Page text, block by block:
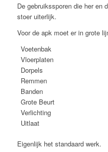
De gebruikssporen die her en
stoer uiterlijk.
Voor de apk moet er in grote
Voetenbak
Vloerplaten
Dorpels
Remmen
Banden
Grote Beurt
Verlichting
Uitlaat
Eigenlijk het standaard werk.